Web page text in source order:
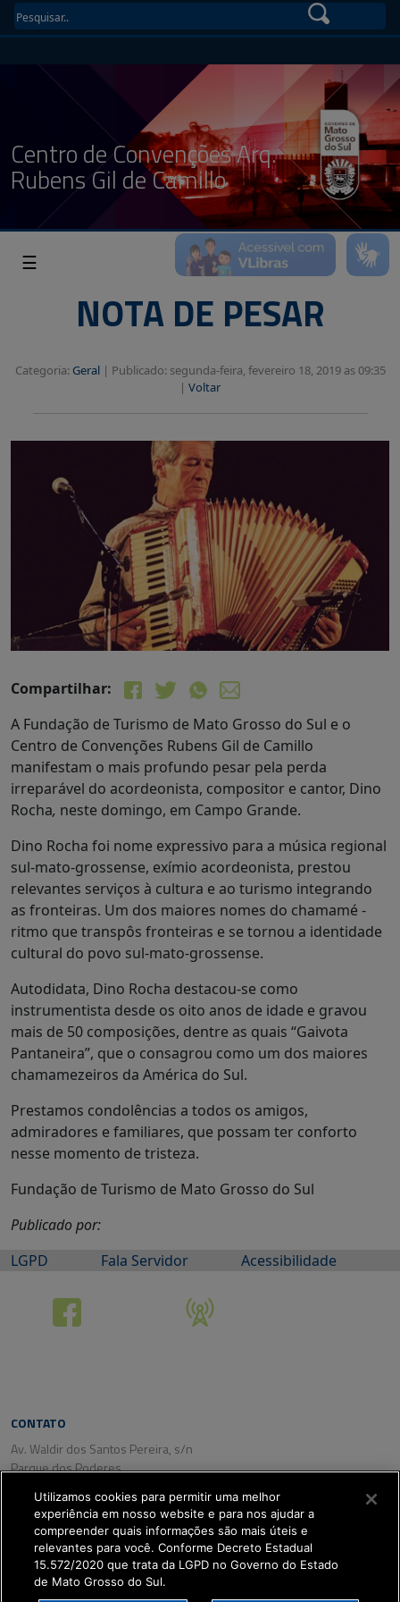
Centro de Convenções Arq.
Rubens Gil de Camillo
☰
NOTA DE PESAR
Categoria: Geral| Publicado: segunda-feira, fevereiro 18, 2019 as 09:35
| Voltar
Compartilhar:
A Fundação de Turismo de Mato Grosso do Sul e o
Centro de Convenções Rubens Gil de Camillo
manifestam o mais profundo pesar pela perda
irreparável do acordeonista, compositor e cantor, Dino
Rocha, neste domingo, em Campo Grande.
Dino Rocha foi nome expressivo para a música regional
sul-mato-grossense, exímio acordeonista, prestou
relevantes serviços à cultura e ao turismo integrando
as fronteiras. Um dos maiores nomes do chamamé -
ritmo que transpôs fronteiras e se tornou a identidade
cultural do povo sul-mato-grossense.
Autodidata, Dino Rocha destacou-se como
instrumentista desde os oito anos de idade e gravou
mais de 50 composições, dentre as quais “Gaivota
Pantaneira”, que o consagrou como um dos maiores
chamamezeiros da América do Sul.
Prestamos condolências a todos os amigos,
admiradores e familiares, que possam ter conforto
nesse momento de tristeza.
Fundação de Turismo de Mato Grosso do Sul
Publicado por:
LGPD
Fala Servidor Acessibilidade
CONTATO
Av. Waldir dos Santos Pereira, s/n
Parque dos Poderes
Campo Grande/ MS
Tel. (67) 3318-2800
Fax: (67) 3318-2809
Utilizamos cookies para permitir uma melhor
experiência em nosso website e para nos ajudar a
compreender quais informações são mais úteis e
relevantes para você. Conforme Decreto Estadual
15.572/2020 que trata da LGPD no Governo do Estado
de Mato Grosso do Sul.